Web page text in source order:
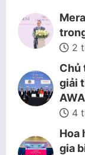
2
Chủ
giải
4
Hoa
gia